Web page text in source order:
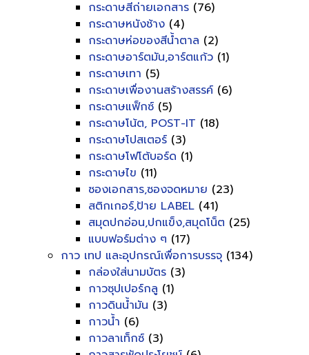
กระดาษสีถ่ายเอกสาร (76)
กระดาษหนังช้าง (4)
กระดาษห่อของสีน้ำตาล (2)
กระดาษอาร์ตมัน,อาร์ตแก้ว (1)
กระดาษเทา (5)
กระดาษเพื่องานสร้างสรรค์ (6)
กระดาษแฟ็กซ์ (5)
กระดาษโน้ต, POST-IT (18)
กระดาษโปสเตอร์ (3)
กระดาษโฟโต้บอร์ด (1)
กระดาษไข (11)
ซองเอกสาร,ซองจดหมาย (23)
สติกเกอร์,ป้าย LABEL (41)
สมุดปกอ่อน,ปกแข็ง,สมุดโน็ต (25)
แบบฟอร์มต่าง ๆ (17)
กาว เทป และอุปกรณ์เพื่อการบรรจุ (134)
กล่องใส่นามบัตร (3)
กาวซุปเปอร์กลู (1)
กาวดินน้ำมัน (3)
กาวน้ำ (6)
กาวลาเท็กซ์ (3)